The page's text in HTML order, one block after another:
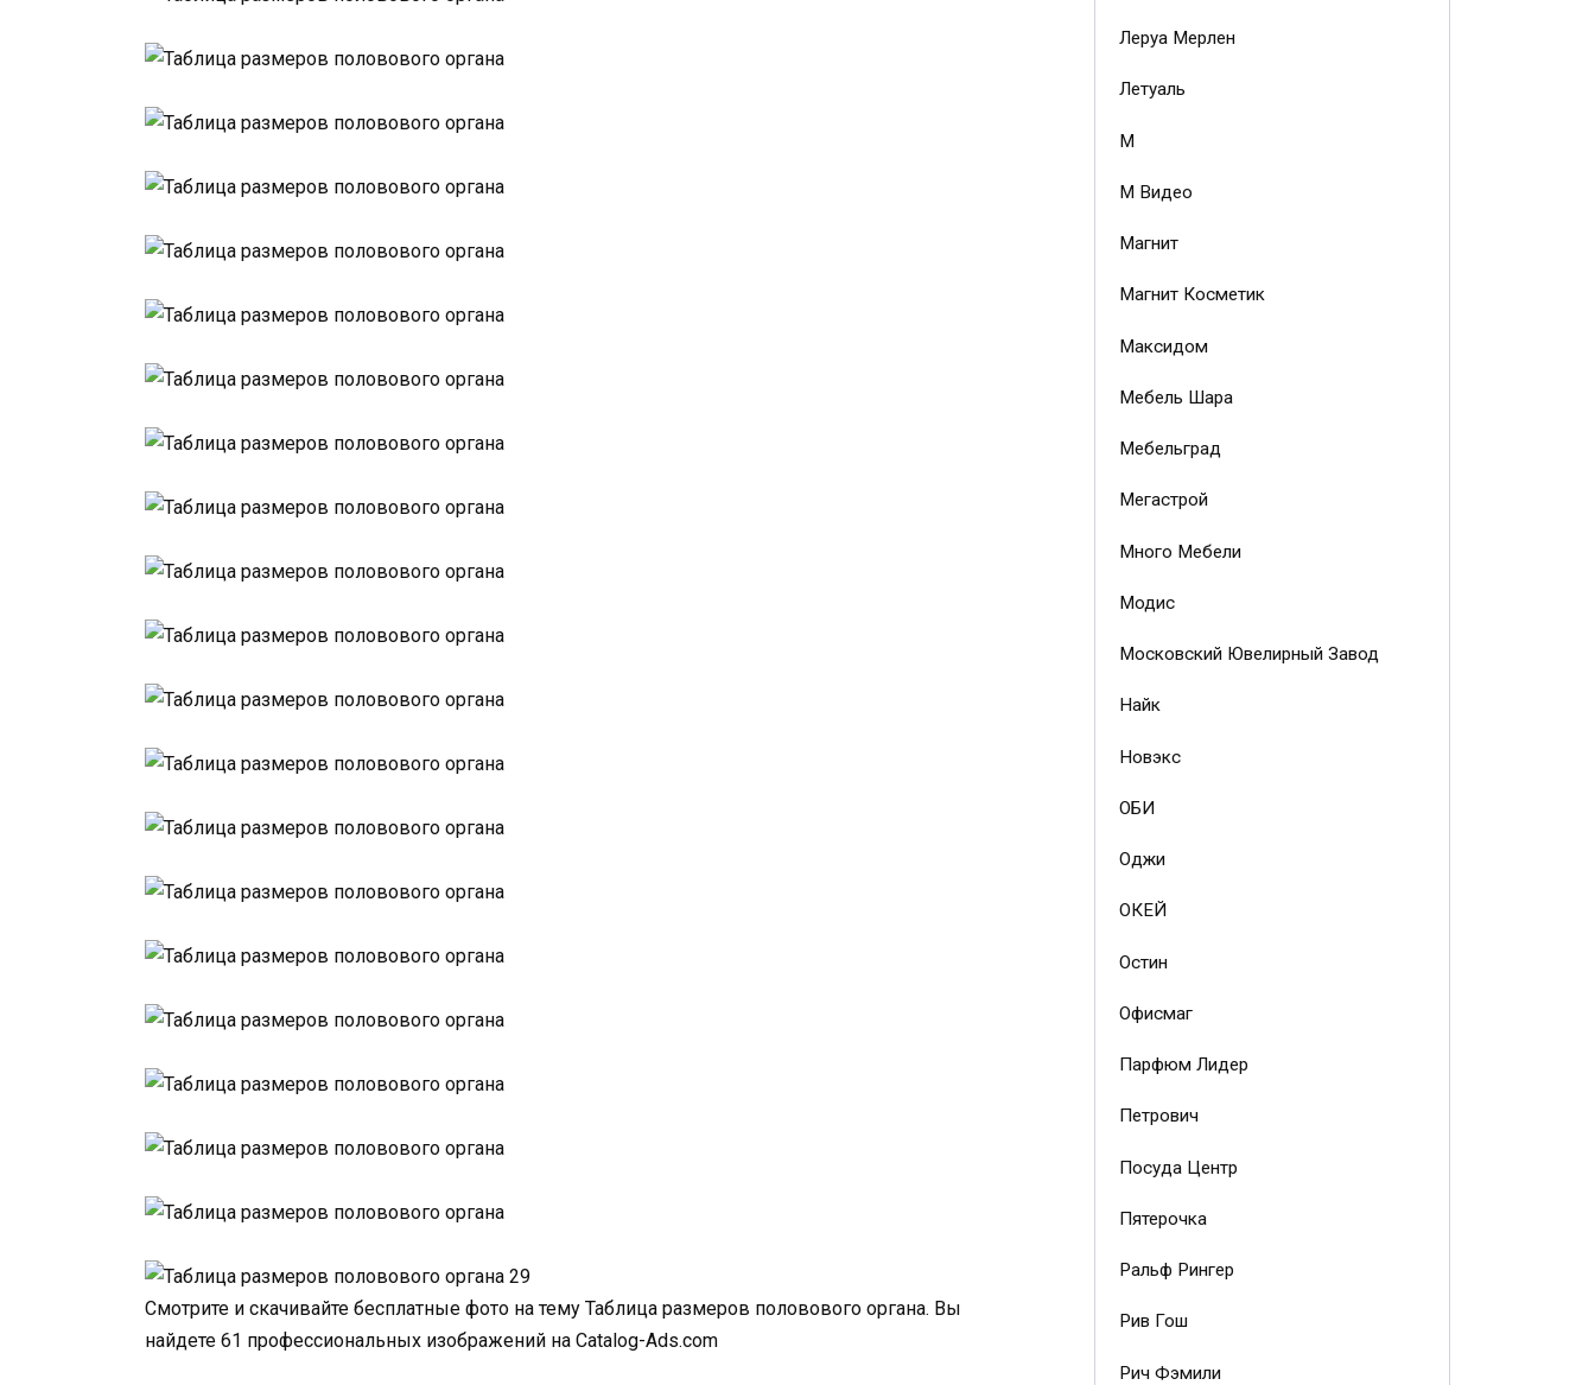
Смотрите и скачивайте бесплатные фото на тему Таблица размеров половового органа. Вы
найдете 61 профессиональных изображений на Catalog-Ads.com
Леруа Мерлен
Летуаль
М
М Видео
Магнит
Магнит Косметик
Максидом
Мебель Шара
Мебельград
Мегастрой
Много Мебели
Модис
Московский Ювелирный Завод
Найк
Новэкс
ОБИ
Оджи
ОКЕЙ
Остин
Офисмаг
Парфюм Лидер
Петрович
Посуда Центр
Пятерочка
Ральф Рингер
Рив Гош
Рич Фэмили